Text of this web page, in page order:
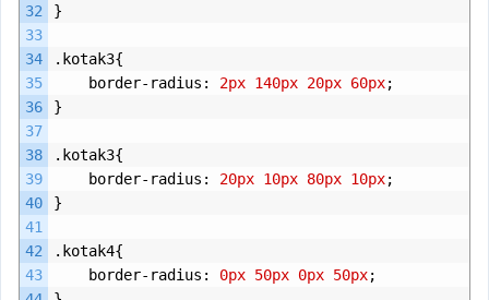
32
33
34
35
36
37
38
39
40
41
42
43
}
. kotak3{
border- radius : 2px 140px 20px 60px;
}
. kotak3{
border- radius : 20px 10px 80px 10px;
}
. kotak4{
border- radius : 0px 50px 0px 50px;